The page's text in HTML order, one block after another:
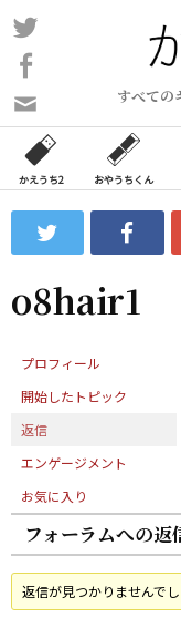
コ
ン
ン
ツ
ス
ッ
すべての
い
合
わ
フ
ォ
ム
かえうち2 おやうちくん
o8hair1
プロフィール
開始したトピック
返信
エンゲージメント
お気に入り
フォーラムへの返
返信が見つかりませんでし